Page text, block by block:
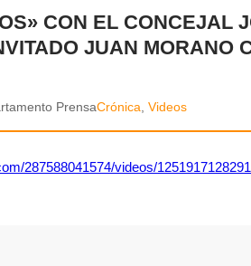
✕
CON EL CONCEJAL
JUAN MORANO
PrensaCrónica, Videos
287588041574/videos/